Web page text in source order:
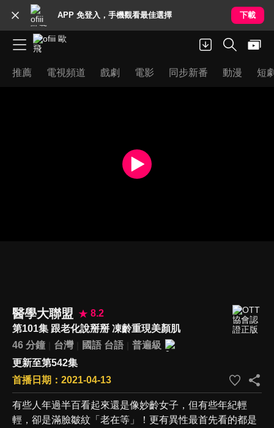
APP 免登入，手機觀看最佳選擇 下載
推薦 電視頻道 戲劇 電影 同步新番 動漫 短
醫學大聯盟
8.2
第101集 跟老化說掰掰 凍齡重現美顏肌
46 分鐘
台灣 國語 台語
普遍級
更新至第542集
首播日期：2021-04-13
有些人年過半百看起來還是像妙齡女子，但有些年紀輕
輕，卻是滿臉皺紋「老在等」！更有異性最首先看的都是